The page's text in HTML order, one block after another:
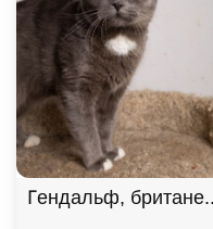
Гендальф,